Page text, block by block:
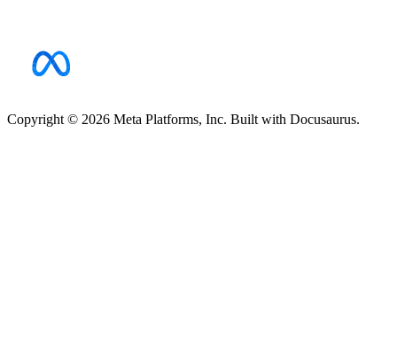
Copyright © 2026 Meta Platforms, Inc. Built with Docusaurus.